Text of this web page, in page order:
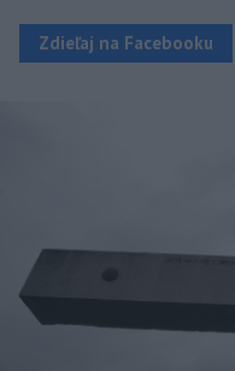
Zdieľaj na Facebooku